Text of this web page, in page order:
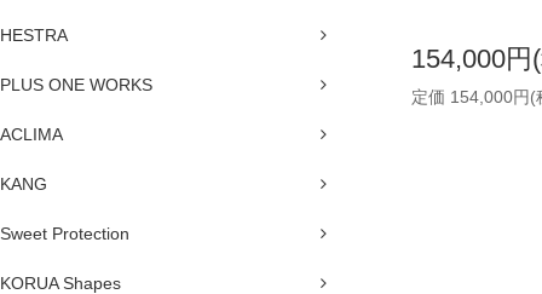
HESTRA
PLUS ONE WORKS
ACLIMA
KANG
Sweet Protection
KORUA Shapes
154,000円
定価 154,000円(